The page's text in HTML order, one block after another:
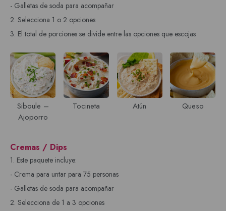
- Galletas de soda para acompañar
2. Selecciona 1 o 2 opciones
3. El total de porciones se divide entre las opciones que escojas
Siboule –
Ajoporro
Tocineta Atún Queso
Cremas / Dips
1. Este paquete incluye:
- Crema para untar para 75 personas
- Galletas de soda para acompañar
2. Selecciona de 1 a 3 opciones